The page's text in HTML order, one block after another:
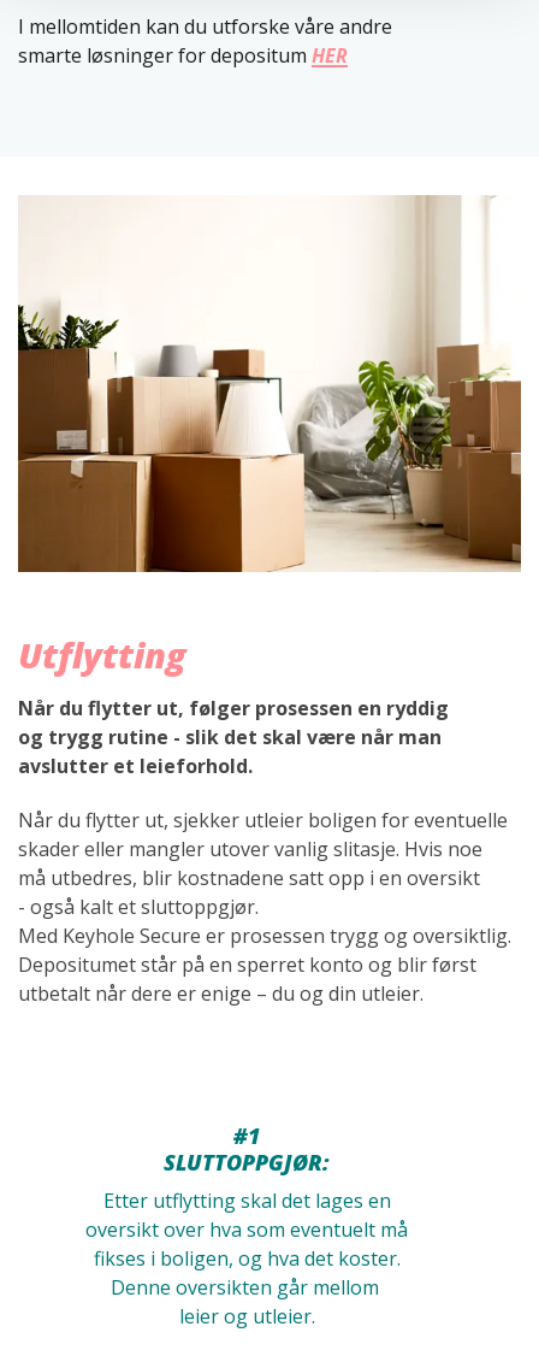
I mellomtiden kan du utforske våre andre
smarte løsninger for depositum HER
Utflytting
Når du flytter ut, følger prosessen en ryddig
og trygg rutine - slik det skal være når man
avslutter et leieforhold.
Når du flytter ut, sjekker utleier boligen for eventuelle
skader eller mangler utover vanlig slitasje. Hvis noe
må utbedres, blir kostnadene satt opp i en oversikt
- også kalt et sluttoppgjør.
Med Keyhole Secure er prosessen trygg og oversiktlig.
Depositumet står på en sperret konto og blir først
utbetalt når dere er enige – du og din utleier.
#1
SLUTTOPPGJØR:
Etter utflytting skal det lages en
oversikt over hva som eventuelt må
fikses i boligen, og hva det koster.
Denne oversikten går mellom
leier og utleier.